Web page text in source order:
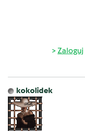
Zaloguj
kokolidek